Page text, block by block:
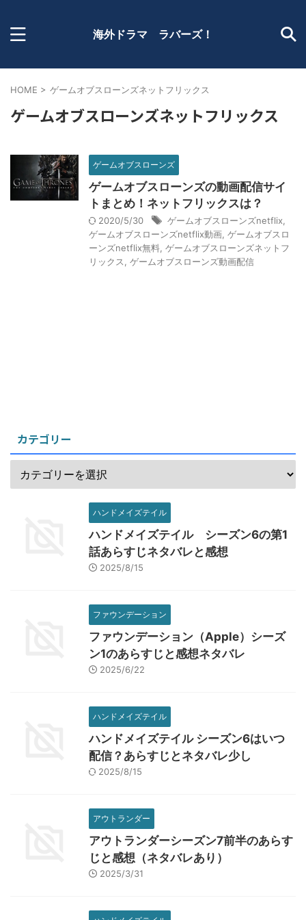
海外ドラマ ラバーズ！
HOME > ゲームオブスローンズネットフリックス
ゲームオブスローンズネットフリックス
ゲームオブスローンズ
ゲームオブスローンズの動画配信サイ
トまとめ！ネットフリックスは？
2020/5/30 ゲームオブスローンズnetflix
ゲームオブスローンズnetflix動画 ゲームオブスロ
ーンズnetflix無料 ゲームオブスローンズネットフ
リックス
ゲームオブスローンズ動画配信
カテゴリー
ハンドメイズテイル
ハンドメイズテイル シーズン6の第1
話あらすじネタバレと感想
2025/8/15
ファウンデーション
ファウンデーション（Apple）シーズ
ン1のあらすじと感想ネタバレ
2025/6/22
ハンドメイズテイル
ハンドメイズテイル シーズン6はいつ
配信？あらすじとネタバレ少し
2025/8/15
アウトランダー
アウトランダーシーズン7前半のあらす
じと感想（ネタバレあり）
2025/3/31